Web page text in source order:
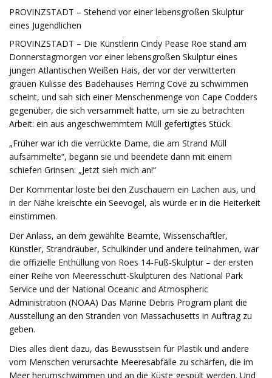
PROVINZSTADT – Stehend vor einer lebensgroßen Skulptur
eines Jugendlichen
PROVINZSTADT – Die Künstlerin Cindy Pease Roe stand am
Donnerstagmorgen vor einer lebensgroßen Skulptur eines
jungen Atlantischen Weißen Hais, der vor der verwitterten
grauen Kulisse des Badehauses Herring Cove zu schwimmen
scheint, und sah sich einer Menschenmenge von Cape Codders
gegenüber, die sich versammelt hatte, um sie zu betrachten
Arbeit: ein aus angeschwemmtem Müll gefertigtes Stück.
„Früher war ich die verrückte Dame, die am Strand Müll
aufsammelte“, begann sie und beendete dann mit einem
schiefen Grinsen: „Jetzt sieh mich an!“
Der Kommentar löste bei den Zuschauern ein Lachen aus, und
in der Nähe kreischte ein Seevogel, als würde er in die Heiterkeit
einstimmen.
Der Anlass, an dem gewählte Beamte, Wissenschaftler,
Künstler, Strandräuber, Schulkinder und andere teilnahmen, war
die offizielle Enthüllung von Roes 14-Fuß-Skulptur – der ersten
einer Reihe von Meeresschutt-Skulpturen des National Park
Service und der National Oceanic and Atmospheric
Administration (NOAA) Das Marine Debris Program plant die
Ausstellung an den Stränden von Massachusetts in Auftrag zu
geben.
Dies alles dient dazu, das Bewusstsein für Plastik und andere
vom Menschen verursachte Meeresabfälle zu schärfen, die im
Meer herumschwimmen und an die Küste gespült werden. Und